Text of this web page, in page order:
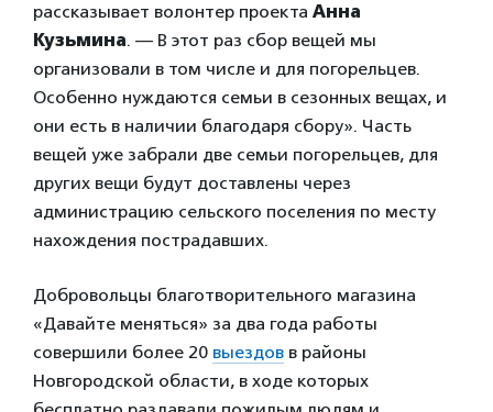
рассказывает волонтер проекта Анна
Кузьмина. — В этот раз сбор вещей мы
организовали в том числе и для погорельцев.
Особенно нуждаются семьи в сезонных вещах, и
они есть в наличии благодаря сбору». Часть
вещей уже забрали две семьи погорельцев, для
других вещи будут доставлены через
администрацию сельского поселения по месту
нахождения пострадавших.
Добровольцы благотворительного магазина
«Давайте меняться» за два года работы
совершили более 20 выездов в районы
Новгородской области, в ходе которых